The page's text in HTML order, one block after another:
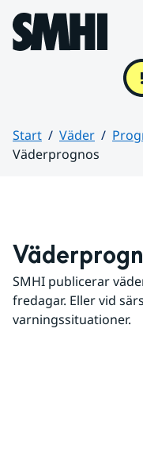
Hoppa till sidans innehåll
Start Väder
Väderprognos
SMHI publicerar
fredagar. Eller vid
varningssituationer.